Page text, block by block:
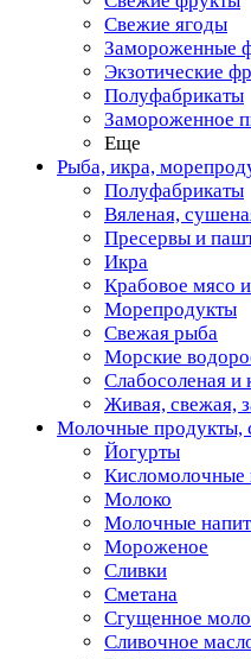
Свежие ягоды
Замороженные
Экзотические
Полуфабрикаты
Замороженное
Еще
Рыба, икра,
Полуфабрикаты
Вяленая,
Пресервы и
Икра
Крабовое мясо
Морепродукты
Свежая рыба
Морские
Слабосоленая и
Живая, свежая,
Молочные продукты,
Йогурты
Кисломолочные
Молоко
Молочные
Мороженое
Сливки
Сметана
Сгущенное
Сливочное